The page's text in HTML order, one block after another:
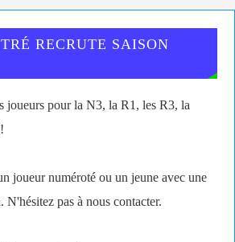
RECRUTE SAISON
joueurs pour la N3, la R1, les R3, la
joueur numéroté ou un jeune avec une
N'hésitez pas à nous contacter.